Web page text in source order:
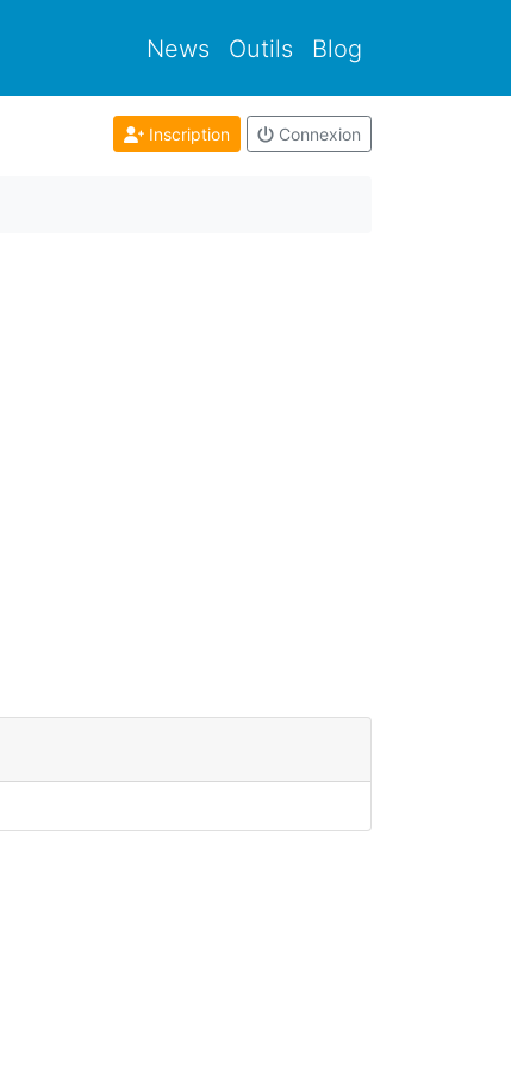
News Outils Blog
Inscription Connexion